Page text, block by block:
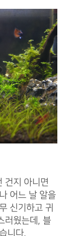
건지 아니면
어느 날 알을
신기하고 귀
러웠는데, 블
니다.